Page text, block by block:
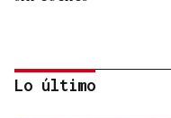
Lo último